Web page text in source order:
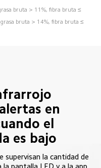
bruta > 11%, fibra bruta ≤
bruta > 14%, fibra bruta ≤
en
el
es bajo
supervisan la cantidad de
pantalla LED y a la app